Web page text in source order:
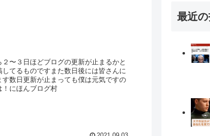
〜３日ほどブログの更新が止まるかと
てるものですまた数日後には皆さんに
数日更新が止まっても僕は元気ですの
！にほんブログ村
最近